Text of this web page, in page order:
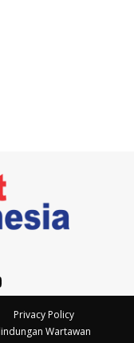
Privacy Policy
Wartawan